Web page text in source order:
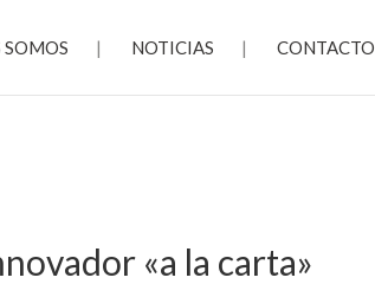
SOMOS NOTICIAS CONTACTO
«a la carta»